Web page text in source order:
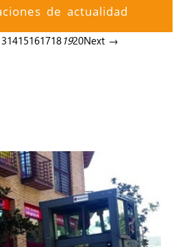
de actualidad
14151617181920Next →